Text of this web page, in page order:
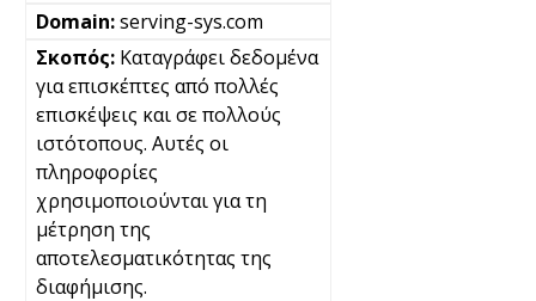
serving-sys.com
Καταγράφει δεδομένα
για επισκέπτες από πολλές
επισκέψεις και σε πολλούς
ιστότοπους. Αυτές οι
πληροφορίες
χρησιμοποιούνται για τη
μέτρηση της
αποτελεσματικότητας της
διαφήμισης.